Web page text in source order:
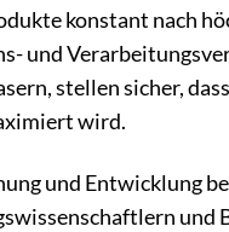
konstant nach
und
stellen sicher,
wird.
und Entwicklung
und